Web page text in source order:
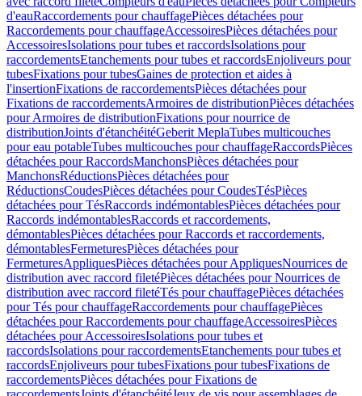
d'eauRaccordements pour chauffagePièces détachées pour
Raccordements pour chauffageAccessoiresPièces détachées pour
AccessoiresIsolations pour tubes et raccordsIsolations pour
raccordementsEtanchements pour tubes et raccordsEnjoliveurs pour
tubesFixations pour tubesGaines de protection et aides à
l'insertionFixations de raccordementsPièces détachées pour
Fixations de raccordementsArmoires de distributionPièces détachées
pour Armoires de distributionFixations pour nourrice de
distributionJoints d'étanchéitéGeberit MeplaTubes multicouches
pour eau potableTubes multicouches pour chauffageRaccordsPièces
détachées pour RaccordsManchonsPièces détachées pour
ManchonsRéductionsPièces détachées pour
RéductionsCoudesPièces détachées pour CoudesTésPièces
détachées pour TésRaccords indémontablesPièces détachées pour
Raccords indémontablesRaccords et raccordements,
démontablesPièces détachées pour Raccords et raccordements,
démontablesFermeturesPièces détachées pour
FermeturesAppliquesPièces détachées pour AppliquesNourrices de
distribution avec raccord filetéPièces détachées pour Nourrices de
distribution avec raccord filetéTés pour chauffagePièces détachées
pour Tés pour chauffageRaccordements pour chauffagePièces
détachées pour Raccordements pour chauffageAccessoiresPièces
détachées pour AccessoiresIsolations pour tubes et
raccordsIsolations pour raccordementsEtanchements pour tubes et
raccordsEnjoliveurs pour tubesFixations pour tubesFixations de
raccordementsPièces détachées pour Fixations de